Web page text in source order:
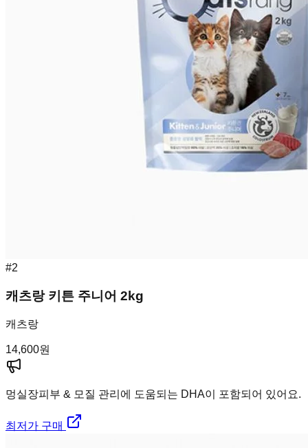
#2
캐츠랑 키튼 주니어 2kg
캐츠랑
14,600원
멍실장피부 & 모질 관리에 도움되는 DHA이 포함되어 있어요.
최저가 구매